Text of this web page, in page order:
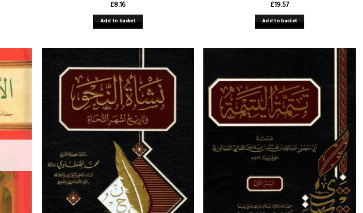
£8.16
Add to basket
£19.57
Add to basket